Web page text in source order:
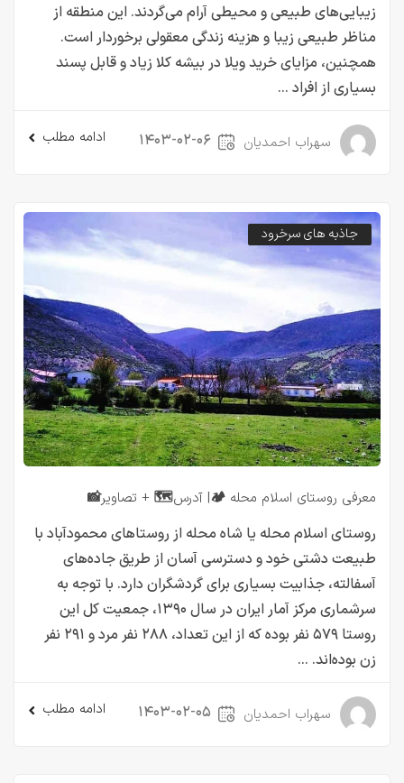
زیبایی‌های طبیعی و محیطی آرام می‌گردند. این منطقه از
مناظر طبیعی زیبا و هزینه زندگی معقولی برخوردار است.
همچنین، مزایای خرید ویلا در بیشه کلا زیاد و قابل پسند
بسیاری از افراد ...
سهراب احمدیان ۱۴۰۳-۰۲-۰۶ ادامه مطلب
جاذبه های سرخرود
معرفی روستای اسلام محله 🏕️| آدرس🗺️ + تصاویر📸
روستای اسلام محله یا شاه محله از روستاهای محمودآباد با
طبیعت دشتی خود و دسترسی آسان از طریق جاده‌های
آسفالته، جذابیت بسیاری برای گردشگران دارد. با توجه به
سرشماری مرکز آمار ایران در سال ۱۳۹۰، جمعیت کل این
روستا ۵۷۹ نفر بوده که از این تعداد، ۲۸۸ نفر مرد و ۲۹۱ نفر
زن بوده‌اند. ...
سهراب احمدیان ۱۴۰۳-۰۲-۰۵ ادامه مطلب